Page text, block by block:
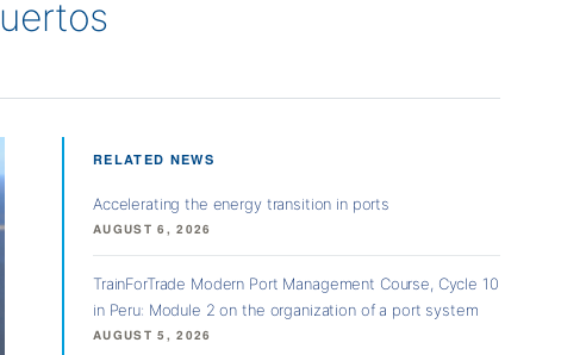
RELATED NEWS
Accelerating the energy transition in ports
AUGUST 6, 2026
TrainForTrade Modern Port Management Course, Cycle 10
in Peru: Module 2 on the organization of a port system
AUGUST 5, 2026